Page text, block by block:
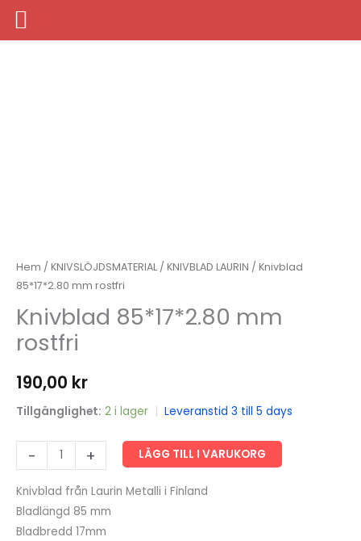
Hoppa
Hem / KNIVSLÖJDSMATERIAL / KNIVBLAD LAURIN / Knivblad
85*17*2.80 mm rostfri
Knivblad 85*17*2.80 mm
rostfri
190,00 kr
Tillgänglighet: 2 i lager | Leveranstid 3 till 5 days
-
Knivblad
85*17*2.80
mm
rostfri
mängd
+ LÄGG TILL I VARUKORG
Knivblad från Laurin Metalli i Finland
Bladlängd 85 mm
Bladbredd 17mm